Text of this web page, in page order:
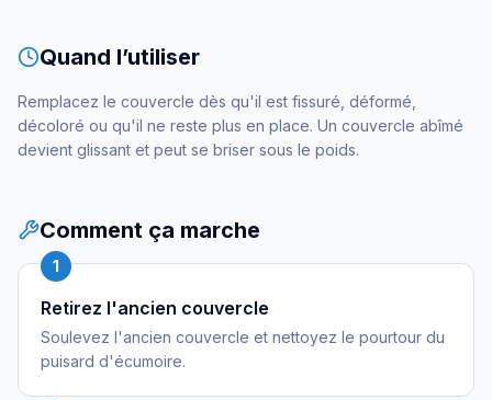
Quand l’utiliser
Remplacez le couvercle dès qu'il est fissuré, déformé,
décoloré ou qu'il ne reste plus en place. Un couvercle abîmé
devient glissant et peut se briser sous le poids.
Comment ça marche
1
Retirez l'ancien couvercle
Soulevez l'ancien couvercle et nettoyez le pourtour du
puisard d'écumoire.